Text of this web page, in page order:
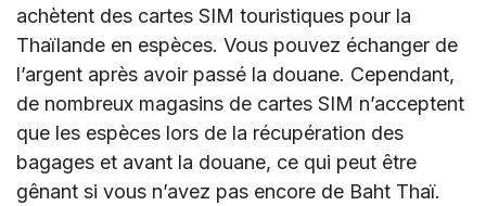
achètent des cartes SIM touristiques pour la
Thaïlande en espèces. Vous pouvez échanger de
l’argent après avoir passé la douane. Cependant,
de nombreux magasins de cartes SIM n’acceptent
que les espèces lors de la récupération des
bagages et avant la douane, ce qui peut être
gênant si vous n’avez pas encore de Baht Thaï.